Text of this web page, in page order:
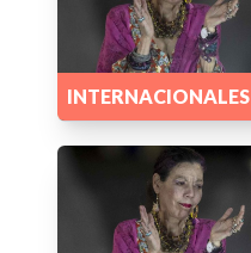
INTERNACIONALES